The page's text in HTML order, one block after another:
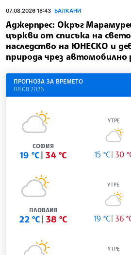
07.08.2026 18:43 БАЛКАНИ
Аджерпрес: Окръг
църкви от списъка на
наследство на ЮНЕСКО и
природа чрез автомобилно
ПРОГНОЗА ЗА ВРЕМЕТО
08.08.2026
СОФИЯ
19 °C 34 °C
УТРЕ
15 °C 30
ПЛОВДИВ
22 °C 38 °C
УТРЕ
19 °C 36
УТРЕ